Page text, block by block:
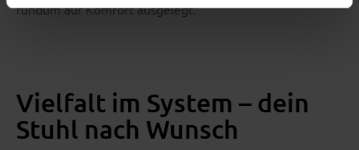
rundum auf Komfort ausgelegt.
Vielfalt im System – dein
Stuhl nach Wunsch